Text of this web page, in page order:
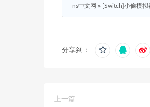
ns中文网 » [Switch]小偷模
分享到：
上一篇